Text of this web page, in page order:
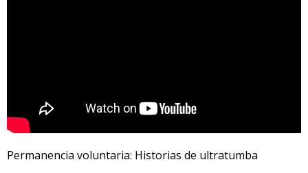
Permanencia voluntaria: Historias de ultratumba